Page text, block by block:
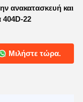
ανακατασκευή και
404D-22
Μιλήστε τώρα.